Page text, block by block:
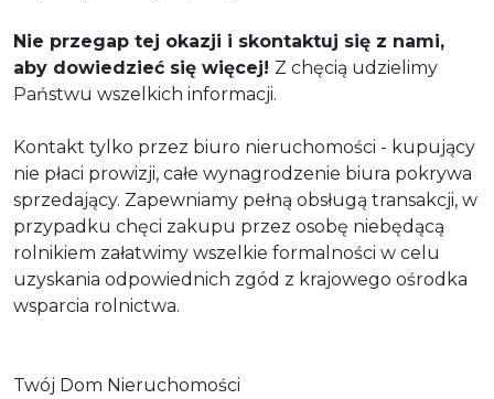
Nie przegap tej okazji i skontaktuj się z nami,
aby dowiedzieć się więcej! Z chęcią udzielimy
Państwu wszelkich informacji.
Kontakt tylko przez biuro nieruchomości - kupujący
nie płaci prowizji, całe wynagrodzenie biura pokrywa
sprzedający. Zapewniamy pełną obsługą transakcji, w
przypadku chęci zakupu przez osobę niebędącą
rolnikiem załatwimy wszelkie formalności w celu
uzyskania odpowiednich zgód z krajowego ośrodka
wsparcia rolnictwa.
Twój Dom Nieruchomości